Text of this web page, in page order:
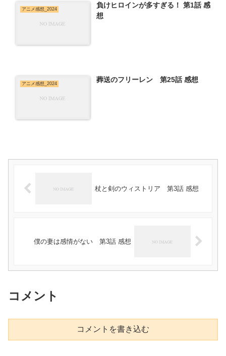
アニメ感想_2024
負けヒロインが多すぎる！ 第1話 感
想
アニメ感想_2024 葬送のフリーレン 第25話 感想
杖と剣のウィストリア 第3話 感想
僕の妻は感情がない 第3話 感想
コメント
コメントを書き込む